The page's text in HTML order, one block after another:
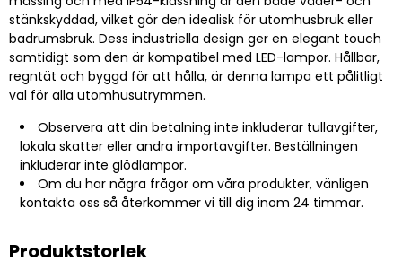
stänkskyddad, vilket gör den idealisk för utomhusbruk eller
badrumsbruk. Dess industriella design ger en elegant touch
samtidigt som den är kompatibel med LED-lampor. Hållbar,
regntät och byggd för att hålla, är denna lampa ett pålitligt
val för alla utomhusutrymmen.
Observera att din betalning inte inkluderar tullavgifter,
lokala skatter eller andra importavgifter. Beställningen
inkluderar inte glödlampor.
Om du har några frågor om våra produkter, vänligen
kontakta oss så återkommer vi till dig inom 24 timmar.
Produktstorlek